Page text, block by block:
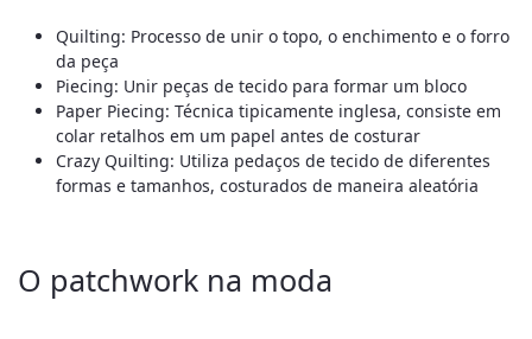
Quilting: Processo de unir o topo, o enchimento e o forro
da peça
Piecing: Unir peças de tecido para formar um bloco
Paper Piecing: Técnica tipicamente inglesa, consiste em
colar retalhos em um papel antes de costurar
Crazy Quilting: Utiliza pedaços de tecido de diferentes
formas e tamanhos, costurados de maneira aleatória
O patchwork na moda